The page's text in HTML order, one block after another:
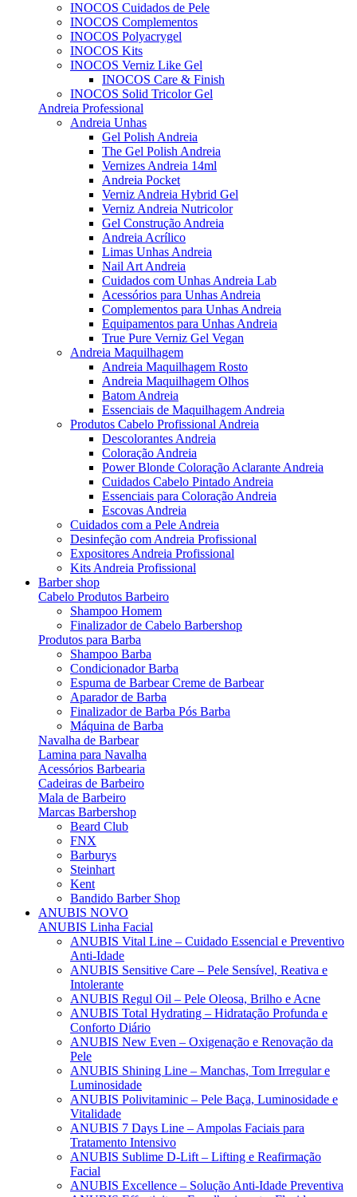
INOCOS Cuidados de Pele
INOCOS Complementos
INOCOS Polyacrygel
INOCOS Kits
INOCOS Verniz Like Gel
INOCOS Care & Finish
INOCOS Solid Tricolor Gel
Andreia Professional
Andreia Unhas
Gel Polish Andreia
The Gel Polish Andreia
Vernizes Andreia 14ml
Andreia Pocket
Verniz Andreia Hybrid Gel
Verniz Andreia Nutricolor
Gel Construção Andreia
Andreia Acrílico
Limas Unhas Andreia
Nail Art Andreia
Cuidados com Unhas Andreia Lab
Acessórios para Unhas Andreia
Complementos para Unhas Andreia
Equipamentos para Unhas Andreia
True Pure Verniz Gel Vegan
Andreia Maquilhagem
Andreia Maquilhagem Rosto
Andreia Maquilhagem Olhos
Batom Andreia
Essenciais de Maquilhagem Andreia
Produtos Cabelo Profissional Andreia
Descolorantes Andreia
Coloração Andreia
Power Blonde Coloração Aclarante Andreia
Cuidados Cabelo Pintado Andreia
Essenciais para Coloração Andreia
Escovas Andreia
Cuidados com a Pele Andreia
Desinfeção com Andreia Profissional
Expositores Andreia Profissional
Kits Andreia Profissional
Barber shop
Cabelo Produtos Barbeiro
Shampoo Homem
Finalizador de Cabelo Barbershop
Produtos para Barba
Shampoo Barba
Condicionador Barba
Espuma de Barbear Creme de Barbear
Aparador de Barba
Finalizador de Barba Pós Barba
Máquina de Barba
Navalha de Barbear
Lamina para Navalha
Acessórios Barbearia
Cadeiras de Barbeiro
Mala de Barbeiro
Marcas Barbershop
Beard Club
FNX
Barburys
Steinhart
Kent
Bandido Barber Shop
ANUBIS NOVO
ANUBIS Linha Facial
ANUBIS Vital Line – Cuidado Essencial e Preventivo
Anti-Idade
ANUBIS Sensitive Care – Pele Sensível, Reativa e
Intolerante
ANUBIS Regul Oil – Pele Oleosa, Brilho e Acne
ANUBIS Total Hydrating – Hidratação Profunda e
Conforto Diário
ANUBIS New Even – Oxigenação e Renovação da
Pele
ANUBIS Shining Line – Manchas, Tom Irregular e
Luminosidade
ANUBIS Polivitaminic – Pele Baça, Luminosidade e
Vitalidade
ANUBIS 7 Days Line – Ampolas Faciais para
Tratamento Intensivo
ANUBIS Sublime D-Lift – Lifting e Reafirmação
Facial
ANUBIS Excellence – Solução Anti-Idade Preventiva